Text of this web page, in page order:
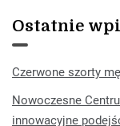
Ostatnie
Czerwone szorty
Nowoczesne
innowacyjne